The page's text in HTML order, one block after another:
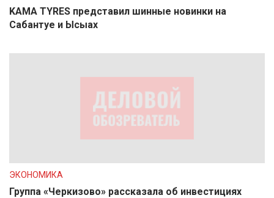
KAMA TYRES представил шинные новинки на
Сабантуе и Ысыах
ЭКОНОМИКА
Группа «Черкизово» рассказала об инвестициях